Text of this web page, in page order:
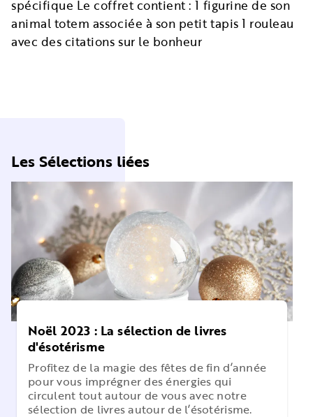
spécifique Le coffret contient : 1 figurine de son
animal totem associée à son petit tapis 1 rouleau
avec des citations sur le bonheur
Les Sélections liées
Noël 2023 : La sélection de livres
d'ésotérisme
Profitez de la magie des fêtes de fin d’année
pour vous imprégner des énergies qui
circulent tout autour de vous avec notre
sélection de livres autour de l’ésotérisme.